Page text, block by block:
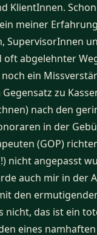
KlientInnen.
meiner
SupervisorInnen
abgelehnter
ein
zu
nach den
in der
(GOP)
nicht angepasst
auch mir in der
den
nicht, das ist ein
eines